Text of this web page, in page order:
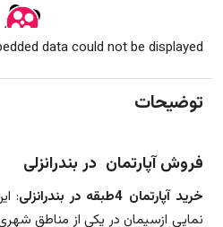
data could not be displayed.
توضیحات
فروش آپارتمان در بندرانزلی
خرید آپارتمان 4طبقه در بندرانزلی
نمایی ازسیمان در یکی از مناطق